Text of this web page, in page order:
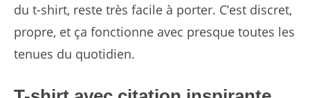
du t-shirt, reste très facile à porter. C’est discret,
propre, et ça fonctionne avec presque toutes les
tenues du quotidien.